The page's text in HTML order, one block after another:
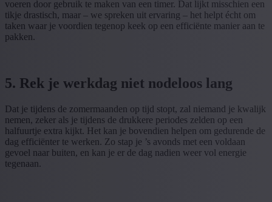
voeren door gebruik te maken van een timer. Dat lijkt misschien een
tikje drastisch, maar – we spreken uit ervaring – het helpt écht om
taken waar je voordien tegenop keek op een efficiënte manier aan te
pakken.
5. Rek je werkdag niet nodeloos lang
Dat je tijdens de zomermaanden op tijd stopt, zal niemand je kwalijk
nemen, zeker als je tijdens de drukkere periodes zelden op een
halfuurtje extra kijkt. Het kan je bovendien helpen om gedurende de
dag efficiënter te werken. Zo stap je ’s avonds met een voldaan
gevoel naar buiten, en kan je er de dag nadien weer vol energie
tegenaan.